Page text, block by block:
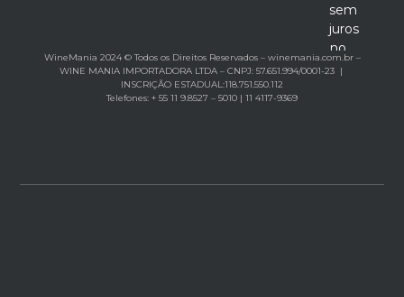
sem
juros
no
cartão
WineMania 2024 © Todos os Direitos Reservados – winemania.com.br –
WINE MANIA IMPORTADORA LTDA – CNPJ: 57.651.994/0001-23 |
INSCRIÇÃO ESTADUAL:118.751.550.112
Telefones: + 55 11 9.8527 – 5010 | 11 4117-9369